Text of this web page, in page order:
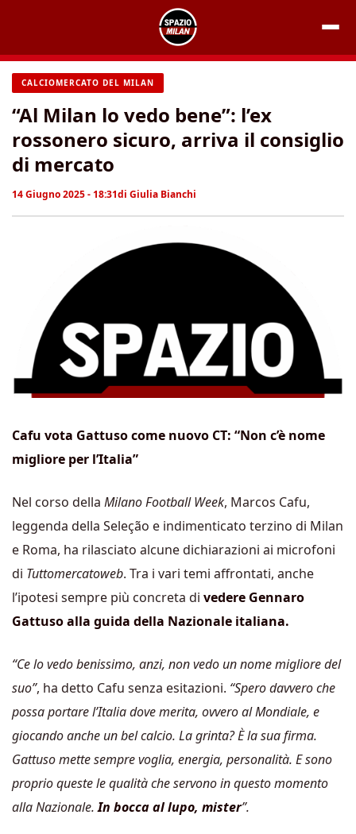
contenuto
CALCIOMERCATO DEL MILAN
“Al Milan lo vedo bene”: l’ex
rossonero sicuro, arriva il consiglio
di mercato
14 Giugno 2025 - 18:31di Giulia Bianchi
Cafu vota Gattuso come nuovo CT: “Non c’è nome
migliore per l’Italia”
Nel corso della Milano Football Week, Marcos Cafu,
leggenda della Seleção e indimenticato terzino di Milan
e Roma, ha rilasciato alcune dichiarazioni ai microfoni
di Tuttomercatoweb. Tra i vari temi affrontati, anche
l’ipotesi sempre più concreta di vedere Gennaro
Gattuso alla guida della Nazionale italiana.
“Ce lo vedo benissimo, anzi, non vedo un nome migliore del
suo”, ha detto Cafu senza esitazioni. “Spero davvero che
possa portare l’Italia dove merita, ovvero al Mondiale, e
giocando anche un bel calcio. La grinta? È la sua firma.
Gattuso mette sempre voglia, energia, personalità. E sono
proprio queste le qualità che servono in questo momento
alla Nazionale.In bocca al lupo, mister”.